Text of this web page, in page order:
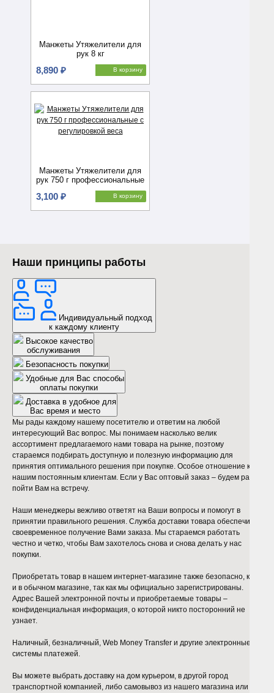
Манжеты Утяжелители для
рук 8 кг
8,890 ₽ В корзину
Манжеты Утяжелители для
рук 750 г профессиональные
с регулировкой веса
3,100 ₽ В корзину
Наши принципы работы
Индивидуальный подход
к каждому клиенту
Высокое качество
обслуживания
Безопасность покупки
Удобные для Вас способы
оплаты покупки
Доставка в удобное для
Вас время и место
Мы рады каждому нашему посетителю и ответим на любой
интересующий Вас вопрос. Мы понимаем насколько велик
ассортимент предлагаемого нами товара на рынке, поэтому
стараемся подбирать доступную и полезную информацию для
принятия оптимального решения при покупке. Особое отношение к
нашим постоянным клиентам. Если у Вас оптовый заказ – будем рады
пойти Вам на встречу.
Наши менеджеры вежливо ответят на Ваши вопросы и помогут в
принятии правильного решения. Служба доставки товара обеспечит
своевременное получение Вами заказа. Мы стараемся работать
честно и четко, чтобы Вам захотелось снова и снова делать у нас
покупки.
Приобретать товар в нашем интернет-магазине также безопасно, как
и в обычном магазине, так как мы официально зарегистрированы.
Адрес Вашей электронной почты и приобретаемые товары –
конфиденциальная информация, о которой никто посторонний не
узнает.
Наличный, безналичный, Web Money Transfer и другие электронные
системы платежей.
Вы можете выбрать доставку на дом курьером, в другой город
транспортной компанией, либо самовывоз из нашего магазина или